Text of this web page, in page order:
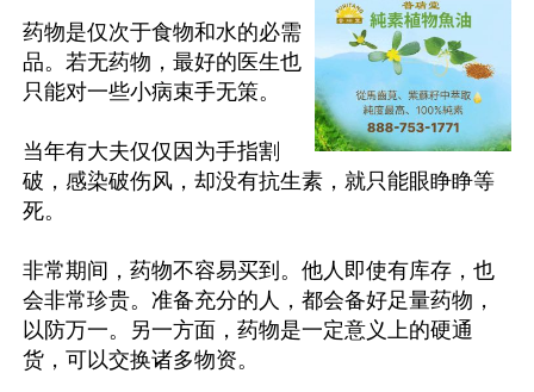
药物是仅次于食物和水的必需
品。若无药物，最好的医生也
只能对一些小病束手无策。
当年有大夫仅仅因为手指割
破，感染破伤风，却没有抗生素，就只能眼睁睁等
死。
非常期间，药物不容易买到。他人即使有库存，也
会非常珍贵。准备充分的人，都会备好足量药物，
以防万一。另一方面，药物是一定意义上的硬通
货，可以交换诸多物资。